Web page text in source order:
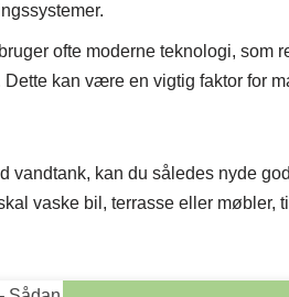
ofte moderne teknologi, som
kan være en vigtig faktor for
kan du således nyde
vaske bil, terrasse eller møbler,